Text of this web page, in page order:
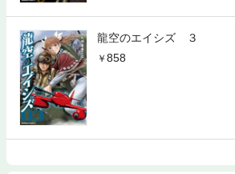
龍空のエイシズ ３
858